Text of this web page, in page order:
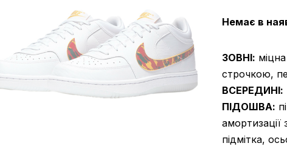
Немає в
ЗОВНІ:
строчкою,
ВСЕРЕДИНІ:
ПІДОШВА:
амортизації
підмітка,